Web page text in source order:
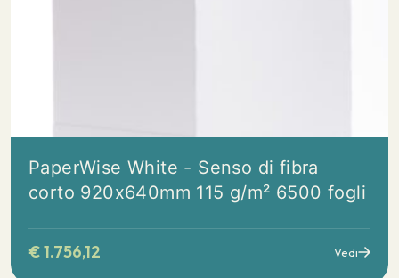
PaperWise White - Senso di fibra
corto 920x640mm 115 g/m² 6500 fogli
€1.756,12 Vedi